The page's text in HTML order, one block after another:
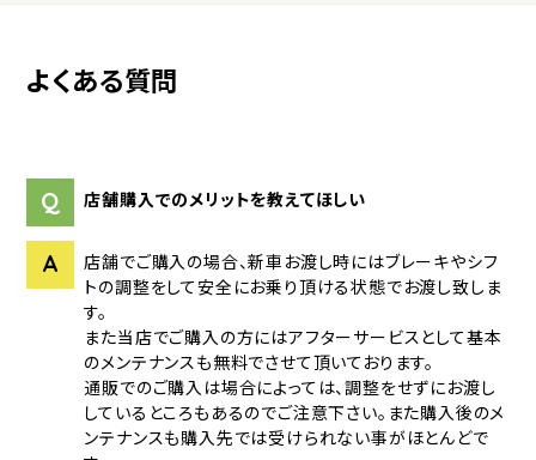
よくある質問
Q 店舗購入でのメリットを教えてほしい
A
店舗でご購入の場合、新車お渡し時にはブレーキやシフ
トの調整をして安全にお乗り頂ける状態でお渡し致しま
す。
また当店でご購入の方にはアフターサービスとして基本
のメンテナンスも無料でさせて頂いております。
通販でのご購入は場合によっては、調整をせずにお渡し
しているところもあるのでご注意下さい。また購入後のメ
ンテナンスも購入先では受けられない事がほとんどで